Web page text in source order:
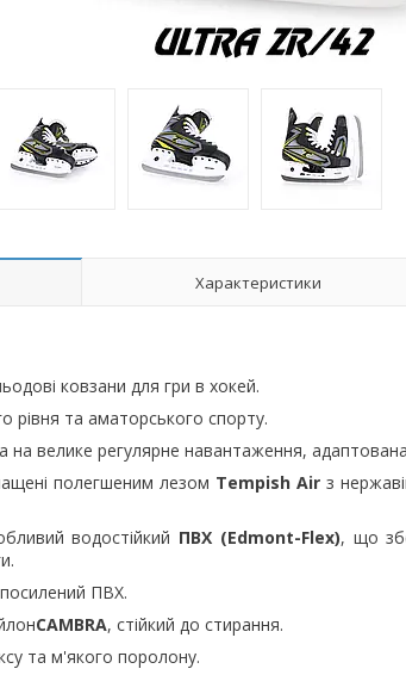
Характеристики
ковзани для гри в хокей.
рівня та аматорського спорту.
на велике регулярне навантаження,
полегшеним лезом Tempish Air з
водостійкий ПВХ (Edmont-Flex), що
ПВХ.
CAMBRA, стійкий до стирання.
та м'якого поролону.